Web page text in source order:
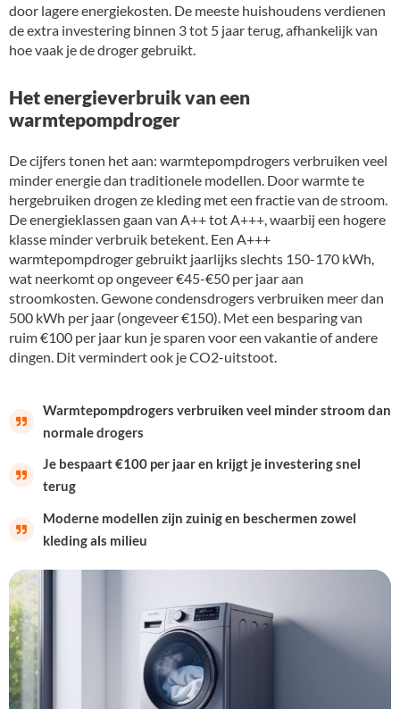
door lagere energiekosten. De meeste huishoudens verdienen
de extra investering binnen 3 tot 5 jaar terug, afhankelijk van
hoe vaak je de droger gebruikt.
Het energieverbruik van een
warmtepompdroger
De cijfers tonen het aan: warmtepompdrogers verbruiken veel
minder energie dan traditionele modellen. Door warmte te
hergebruiken drogen ze kleding met een fractie van de stroom.
De energieklassen gaan van A++ tot A+++, waarbij een hogere
klasse minder verbruik betekent. Een A+++
warmtepompdroger gebruikt jaarlijks slechts 150-170 kWh,
wat neerkomt op ongeveer €45-€50 per jaar aan
stroomkosten. Gewone condensdrogers verbruiken meer dan
500 kWh per jaar (ongeveer €150). Met een besparing van
ruim €100 per jaar kun je sparen voor een vakantie of andere
dingen. Dit vermindert ook je CO2-uitstoot.
Warmtepompdrogers verbruiken veel minder stroom dan
normale drogers
Je bespaart €100 per jaar en krijgt je investering snel
terug
Moderne modellen zijn zuinig en beschermen zowel
kleding als milieu